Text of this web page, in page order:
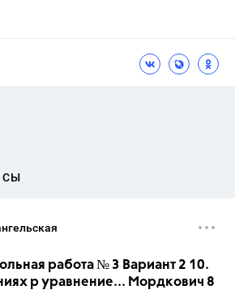
работа № 3 Вариант 2 10.
р уравнение... Мордкович 8